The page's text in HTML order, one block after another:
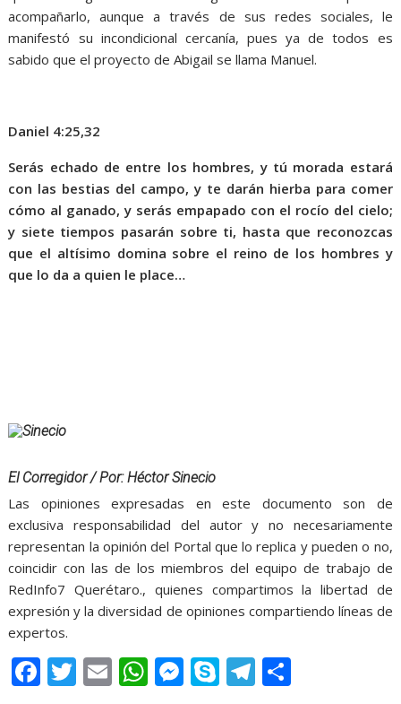
acompañarlo, aunque a través de sus redes sociales, le
manifestó su incondicional cercanía, pues ya de todos es
sabido que el proyecto de Abigail se llama Manuel.
Daniel 4:25,32
Serás echado de entre los hombres, y tú morada estará
con las bestias del campo, y te darán hierba para comer
cómo al ganado, y serás empapado con el rocío del cielo;
y siete tiempos pasarán sobre ti, hasta que reconozcas
que el altísimo domina sobre el reino de los hombres y
que lo da a quien le place…
El Corregidor / Por: Héctor Sinecio
Las opiniones expresadas en este documento son de
exclusiva responsabilidad del autor y no necesariamente
representan la opinión del Portal que lo replica y pueden o no,
coincidir con las de los miembros del equipo de trabajo de
RedInfo7 Querétaro., quienes compartimos la libertad de
expresión y la diversidad de opiniones compartiendo líneas de
expertos.
F T E W M S T